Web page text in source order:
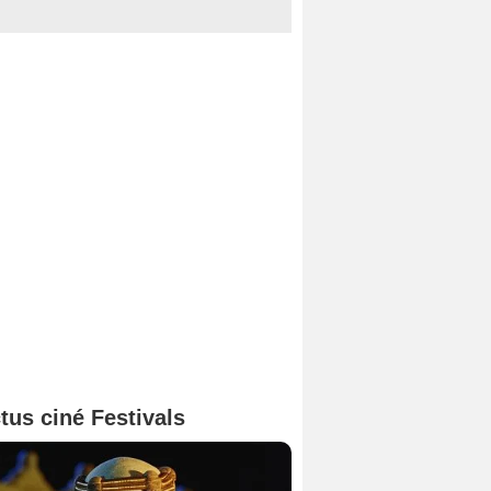
ciné Festivals